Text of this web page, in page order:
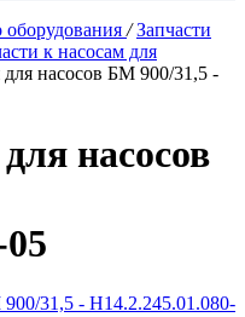
/ Запчасти
к насосам для
насосов БМ 900/31,5 -
насосов